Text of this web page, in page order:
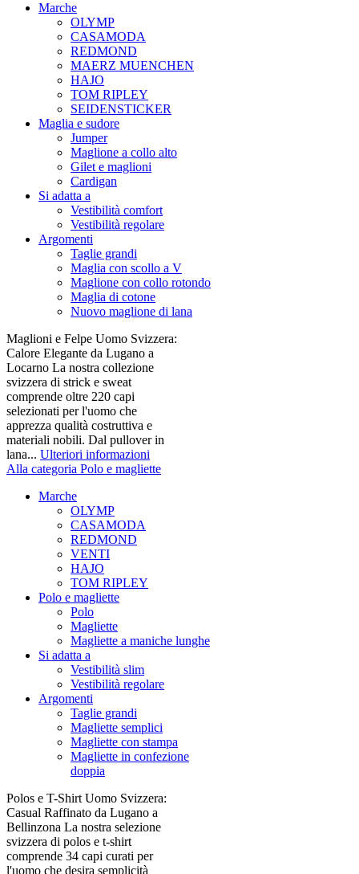
Marche
OLYMP
CASAMODA
REDMOND
MAERZ MUENCHEN
HAJO
TOM RIPLEY
SEIDENSTICKER
Maglia e sudore
Jumper
Maglione a collo alto
Gilet e maglioni
Cardigan
Si adatta a
Vestibilità comfort
Vestibilità regolare
Argomenti
Taglie grandi
Maglia con scollo a V
Maglione con collo rotondo
Maglia di cotone
Nuovo maglione di lana
Maglioni e Felpe Uomo Svizzera:
Calore Elegante da Lugano a
Locarno La nostra collezione
svizzera di strick e sweat
comprende oltre 220 capi
selezionati per l'uomo che
apprezza qualità costruttiva e
materiali nobili. Dal pullover in
lana... Ulteriori informazioni
Alla categoria Polo e magliette
Marche
OLYMP
CASAMODA
REDMOND
VENTI
HAJO
TOM RIPLEY
Polo e magliette
Polo
Magliette
Magliette a maniche lunghe
Si adatta a
Vestibilità slim
Vestibilità regolare
Argomenti
Taglie grandi
Magliette semplici
Magliette con stampa
Magliette in confezione
doppia
Polos e T-Shirt Uomo Svizzera:
Casual Raffinato da Lugano a
Bellinzona La nostra selezione
svizzera di polos e t-shirt
comprende 34 capi curati per
l'uomo che desira semplicità